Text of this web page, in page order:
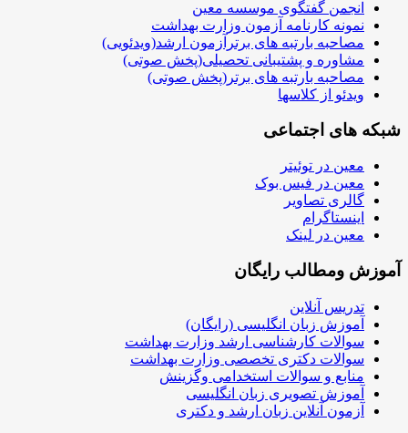
انجمن گفتگوی موسسه معین
نمونه کارنامه آزمون وزارت بهداشت
مصاحبه بارتبه های برترآزمون ارشد(ویدئویی)
مشاوره و پشتیبانی تحصیلی(پخش صوتی)
مصاحبه بارتبه های برتر(پخش صوتی)
ویدئو از کلاسها
های اجتماعی
معین در توئیتر
معین در فیس بوک
گالری تصاویر
اینستاگرام
معین در لینک
ومطالب رایگان
تدریس آنلاین
آموزش زبان انگلیسی (رایگان)
سوالات کارشناسی ارشد وزارت بهداشت
سوالات دکتری تخصصی وزارت بهداشت
منابع و سوالات استخدامی وگزینش
آموزش تصویری زبان انگلیسی
آزمون آنلاین زبان ارشد و دکتری